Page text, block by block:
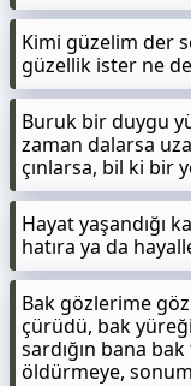
Kimi güzelim der
güzellik ister ne
Buruk bir duygu
zaman dalarsa
çınlarsa, bil ki bir
Hayat yaşandığı
hatıra ya da
Bak gözlerime
çürüdü, bak
sardığın bana
öldürmeye,